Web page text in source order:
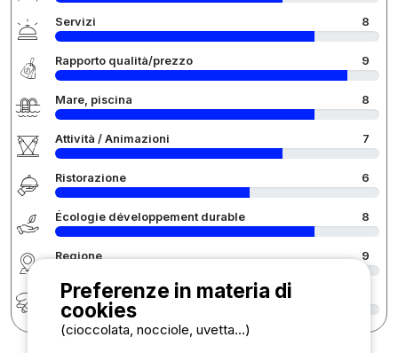
Servizi 8
Rapporto qualità/prezzo 9
Mare, piscina 8
Attività / Animazioni 7
Ristorazione 6
Écologie développement durable 8
Regione 9
Attività bambini
Preferenze in materia di
cookies
(cioccolata, nocciole, uvetta...)